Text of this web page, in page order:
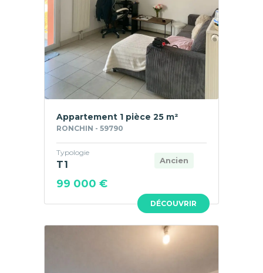
DÉCOUVRIR
Appartement 1 pièce 25 m²
RONCHIN - 59790
Ancien
Typologie
T1
99 000 €